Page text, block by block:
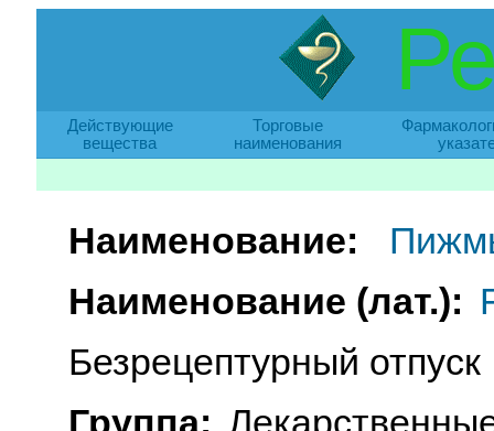
Действующие
вещества
Торговые
наименования
Наименование:
Наименование (лат.):
Безрецептурный отпуск
Группа: